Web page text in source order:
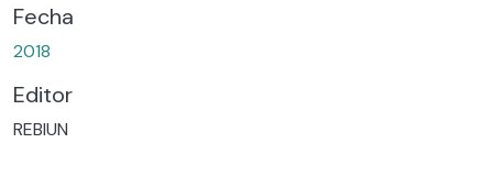
Fecha
2018
Editor
REBIUN